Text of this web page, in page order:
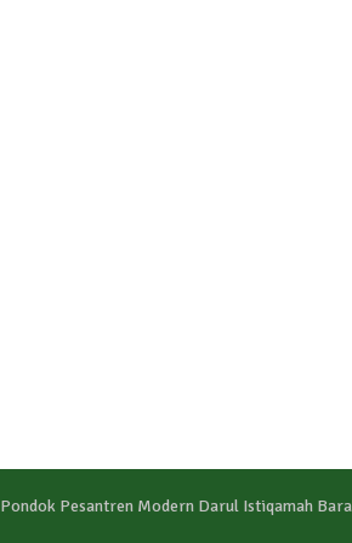
Pondok Pesantren Modern Darul Istiqamah